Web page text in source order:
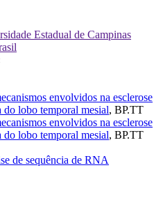
Estadual de Campinas
envolvidos na esclerose
do lobo temporal mesial, BP.TT
envolvidos na esclerose
do lobo temporal mesial, BP.TT
de sequência de RNA